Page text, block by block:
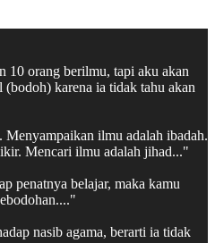
10 orang berilmu, tapi aku akan
karena ia tidak tahu akan
ilmu adalah ibadah.
Mencari ilmu adalah jihad..."
penatnya belajar, maka kamu
nasib agama, berarti ia tidak